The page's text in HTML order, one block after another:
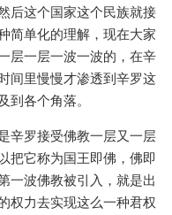
后这个国家这个民族就接
简单化的理解，现在大家
层一层一波一波的，在辛
间里慢慢才渗透到辛罗这
各个角落。
辛罗接受佛教一层又一层
把它称为国王即佛，佛即
一波佛教被引入，就是出
权力去实现这么一种君权